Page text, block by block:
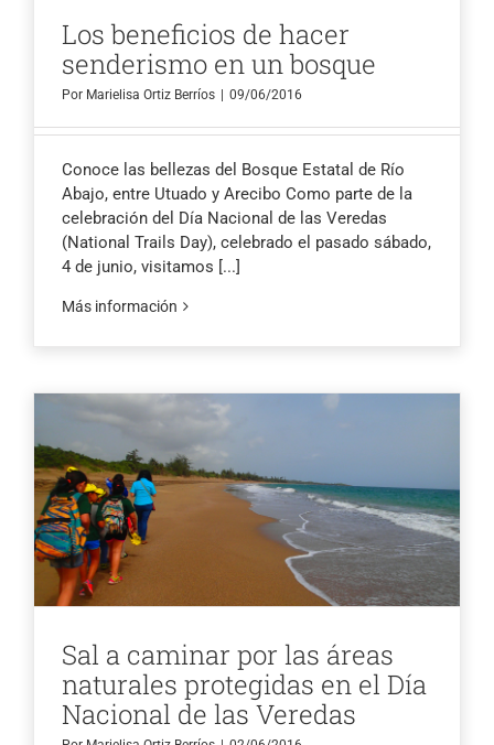
Los beneficios de hacer
senderismo en un bosque
Por Marielisa Ortiz Berríos 09/06/2016
Conoce las bellezas del Bosque Estatal de Río
Abajo, entre Utuado y Arecibo Como parte de la
celebración del Día Nacional de las Veredas
(National Trails Day), celebrado el pasado sábado,
4 de junio, visitamos [...]
Más información
Sal a caminar por las áreas
naturales protegidas en el Día
Nacional de las Veredas